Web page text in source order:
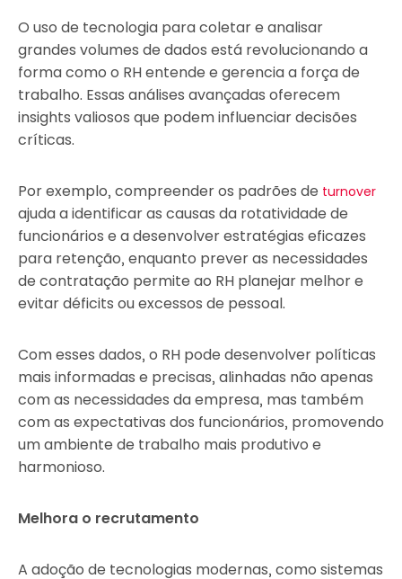
O uso de tecnologia para coletar e analisar
grandes volumes de dados está revolucionando a
forma como o RH entende e gerencia a força de
trabalho. Essas análises avançadas oferecem
insights valiosos que podem influenciar decisões
críticas.
Por exemplo, compreender os padrões de turnover
ajuda a identificar as causas da rotatividade de
funcionários e a desenvolver estratégias eficazes
para retenção, enquanto prever as necessidades
de contratação permite ao RH planejar melhor e
evitar déficits ou excessos de pessoal.
Com esses dados, o RH pode desenvolver políticas
mais informadas e precisas, alinhadas não apenas
com as necessidades da empresa, mas também
com as expectativas dos funcionários, promovendo
um ambiente de trabalho mais produtivo e
harmonioso.
Melhora o recrutamento
A adoção de tecnologias modernas, como sistemas